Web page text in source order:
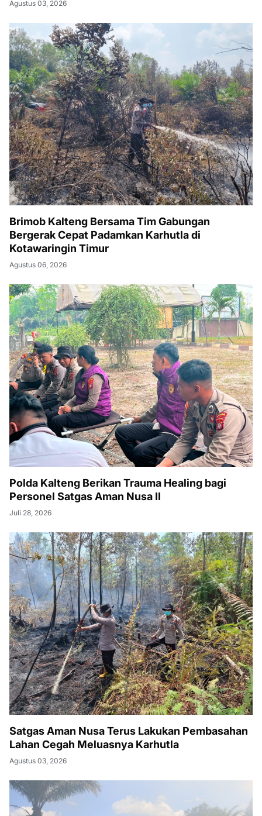
Agustus 03, 2026
Brimob Kalteng Bersama Tim Gabungan
Bergerak Cepat Padamkan Karhutla di
Kotawaringin Timur
Agustus 06, 2026
Polda Kalteng Berikan Trauma Healing bagi
Personel Satgas Aman Nusa II
Juli 28, 2026
Satgas Aman Nusa Terus Lakukan Pembasahan
Lahan Cegah Meluasnya Karhutla
Agustus 03, 2026